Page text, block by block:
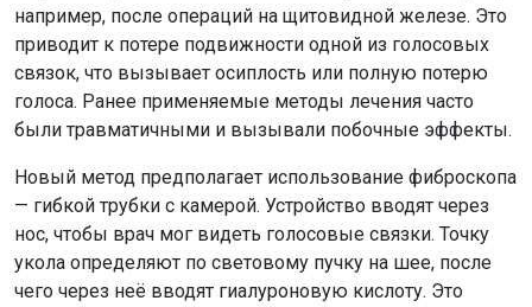
например, после операций на щитовидной железе. Это
приводит к потере подвижности одной из голосовых
связок, что вызывает осиплость или полную потерю
голоса. Ранее применяемые методы лечения часто
были травматичными и вызывали побочные эффекты.
Новый метод предполагает использование фиброскопа
— гибкой трубки с камерой. Устройство вводят через
нос, чтобы врач мог видеть голосовые связки. Точку
укола определяют по световому пучку на шее, после
чего через неё вводят гиалуроновую кислоту. Это